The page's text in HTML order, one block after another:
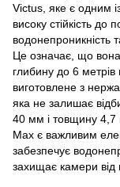
Victus, яке є одним
високу стійкість
водонепроникність
Це означає, що
глибину до 6
виготовлене з
яка не залишає
40 мм і товщину
Max є важливим
забезпечує
захищає камери від